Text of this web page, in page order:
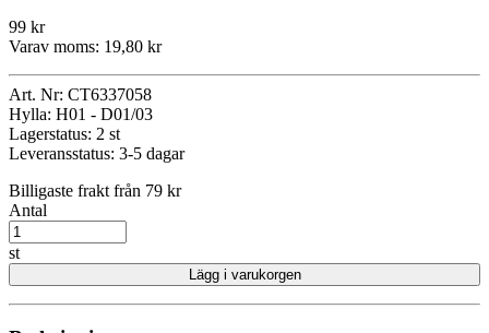
99 kr
Varav moms: 19,80 kr
Art. Nr: CT6337058
Hylla: H01 - D01/03
Lagerstatus: 2 st
Leveransstatus: 3-5 dagar
Billigaste frakt från 79 kr
Antal
st
Lägg i varukorgen